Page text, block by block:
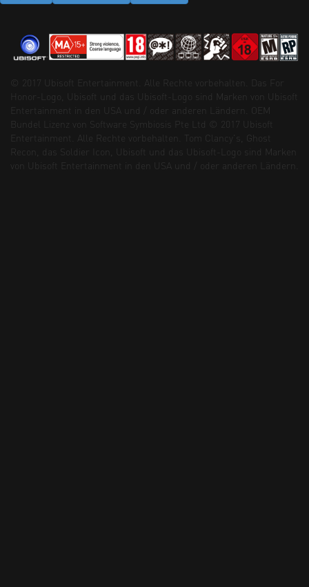
© 2017 Ubisoft Entertainment. Alle Rechte vorbehalten. Das For
Honor-Logo, Ubisoft und das Ubisoft-Logo sind Marken von Ubisoft
Entertainment in den USA und / oder anderen Ländern. OEM
Bundel Lizenz von Software Symbiosis Pte Ltd © 2017 Ubisoft
Entertainment. Alle Rechte vorbehalten. Tom Clancy's, Ghost
Recon, das Soldier Icon, Ubisoft und das Ubisoft-Logo sind Marken
von Ubisoft Entertainment in den USA und / oder anderen Ländern.